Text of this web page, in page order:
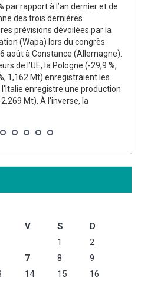
par rapport à l’an dernier et de
des trois dernières
prévisions dévoilées par la
(Wapa) lors du congrès
août à Constance (Allemagne).
de l’UE, la Pologne (-29,9 %,
1,162 Mt) enregistraient les
enregistre une production
Mt). À l'inverse, la
V S
D
1
2
7 8
9
14 15
16